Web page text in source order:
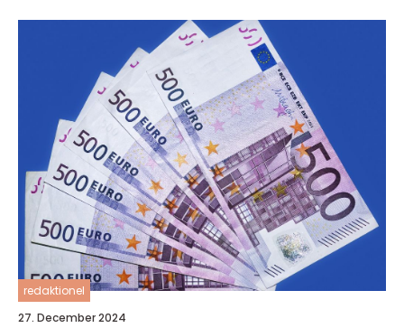
redaktionel
27. December 2024